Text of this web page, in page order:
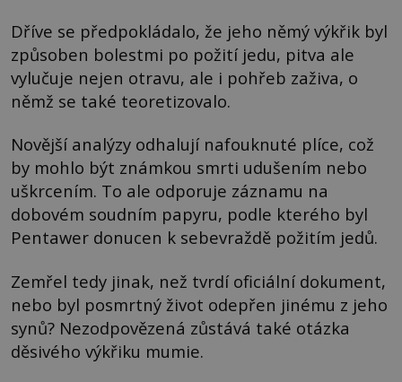
Dříve se předpokládalo, že jeho němý výkřik byl
způsoben bolestmi po požití jedu, pitva ale
vylučuje nejen otravu, ale i pohřeb zaživa, o
němž se také teoretizovalo.
Novější analýzy odhalují nafouknuté plíce, což
by mohlo být známkou smrti udušením nebo
uškrcením. To ale odporuje záznamu na
dobovém soudním papyru, podle kterého byl
Pentawer donucen k sebevraždě požitím jedů.
Zemřel tedy jinak, než tvrdí oficiální dokument,
nebo byl posmrtný život odepřen jinému z jeho
synů? Nezodpovězená zůstává také otázka
děsivého výkřiku mumie.